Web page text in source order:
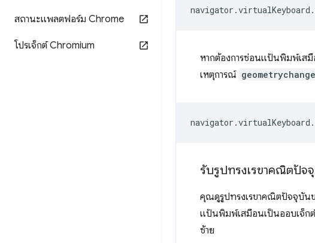
สถานะแพลตฟอร์ม Chrome
โปรเจ็กต์ Chromium
navigator .virtualKeyboard .
หากต้องการซ่อนแป้นพิมพ์เสมื
เหตุการณ์ geometrychange
navigator .virtualKeyboard .
รับรูปทรงเรขาคณิตปัจ
คุณดูรูปทรงเรขาคณิตปัจจุบัน
แป้นพิมพ์เสมือนเป็นออบเจ็ก
ซ้าย